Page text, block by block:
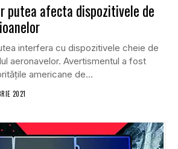
putea afecta dispozitivele de
interfera cu dispozitivele cheie de
aeronavelor. Avertismentul a fost
americane de...
2021